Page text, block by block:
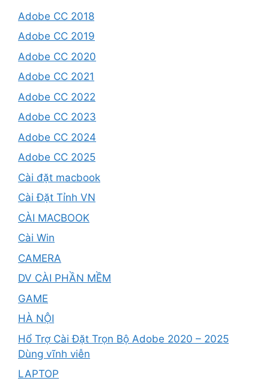
Adobe CC 2018
Adobe CC 2019
Adobe CC 2020
Adobe CC 2021
Adobe CC 2022
Adobe CC 2023
Adobe CC 2024
Adobe CC 2025
Cài đặt macbook
Cài Đặt Tỉnh VN
CÀI MACBOOK
Cài Win
CAMERA
DV CÀI PHẦN MỀM
GAME
HÀ NỘI
Hổ Trợ Cài Đặt Trọn Bộ Adobe 2020 – 2025
Dùng vĩnh viễn
LAPTOP